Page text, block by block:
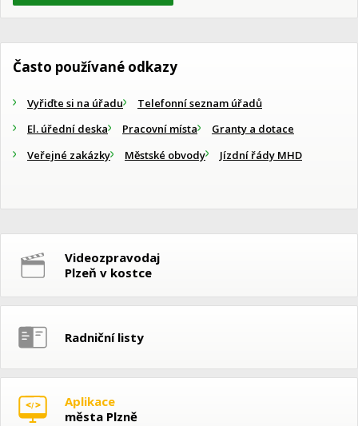
Často používané odkazy
Vyřiďte si na úřadu
Telefonní seznam úřadů
El. úřední deska
Pracovní místa
Granty a dotace
Veřejné zakázky
Městské obvody Jízdní řády MHD
Videozpravodaj
Plzeň v kostce
Radniční listy
Aplikace
města Plzně